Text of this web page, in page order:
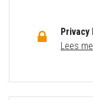
Privacy
Lees